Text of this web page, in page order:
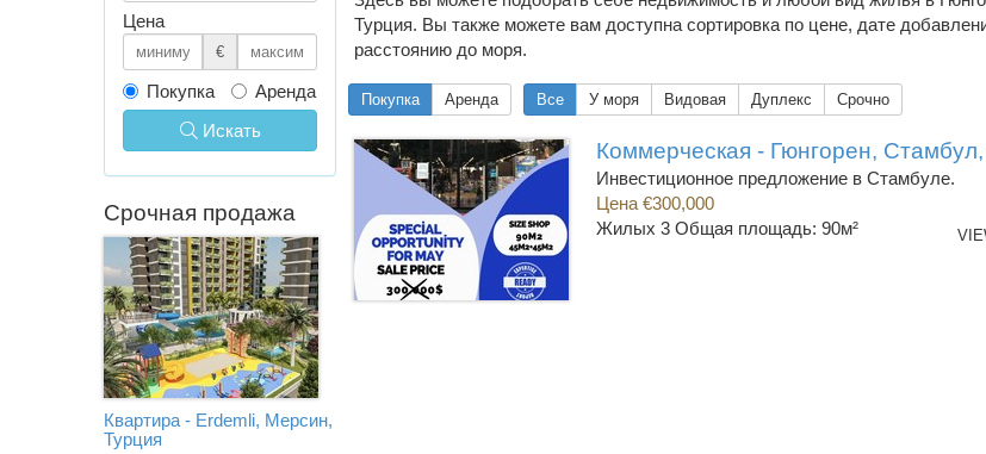
Турция. Вы также можете вам доступна сортировка по цене, дате
расстоянию до моря.
Покупка Аренда Все У моря Видовая Дуплекс Срочно
Коммерческая - Гюнгорен,
Инвестиционное предложение в Стамбуле.
Цена €300,000
Жилых 3 Общая площадь: 90м²
Цена
€
Покупка
Аренда
Искать
Срочная продажа
Квартира - Erdemli, Мерсин,
Турция